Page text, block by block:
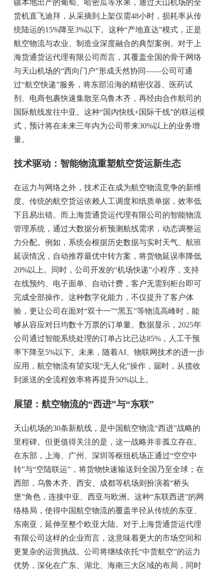
疆本地出产的葡萄、哈密瓜等水果，通过天山机场的全
货机直飞迪拜，从采摘到上架仅需48小时，损耗率从传
统陆运的15%降至3%以下。这种“产地直达”模式，正是
航空物流与农业、制造业深度融合的典型案例。对于上
海货通货运代理有限公司而言，其覆盖全国的骨干网络
与天山机场的“西向门户”形成天然协同——公司可通
过“航空快递”服务，将东部沿海的精密仪器、医药试
剂、电商包裹快速集散至乌鲁木齐，再经由合作航司的
国际航线发往中亚。这种“国内快线+国际干线”的联运模
式，预计将在未来三年内为公司带来30%以上的业务增
量。
技术驱动：智能物流重塑航空货运新生态
在运力与网络之外，技术正在成为航空物流竞争的新维
度。传统的航空货运依赖人工调度和纸质单据，效率低
下且易出错。而上海货通货运代理有限公司的智能物流
管理系统，通过大数据分析预测航线需求，动态调整运
力分配。例如，系统会根据历史数据与实时天气、航班
延误情况，自动推荐最优中转方案，将货物延误率降低
20%以上。同时，公司开发的“机场快递”小程序，支持
在线预约、电子面单、自动计费，客户无需到柜台即可
完成全部操作。这种数字化能力，不仅提升了客户体
验，更让公司在面对“双十一”“黑五”等物流高峰时，能
够从容应对日均数十万票的订单量。数据显示，2025年
公司通过智能系统处理的订单占比已达85%，人工干预
率下降至5%以下。未来，随着AI、物联网技术的进一步
应用，航空物流有望实现“无人化”操作，届时，从揽收
到派送的全流程效率将再提升50%以上。
展望：航空物流的“西进”与“东联”
天山机场的30条新航线，是中国航空物流“西进”战略的
里程碑。但更值得关注的是，这一战略并非孤立存在。
在东部，上海、广州、深圳等枢纽机场正通过“空空中
转”与“空陆联运”，将货物快速输送到全国乃至全球；在
西部，乌鲁木齐、西安、成都等机场则扮演着“桥头
堡”角色，连接中亚、西亚与欧洲。这种“东联西进”的网
络格局，使得中国航空物流的覆盖半径从传统的东亚、
东南亚，延伸至整个欧亚大陆。对于上海货通货运代理
有限公司这样的企业而言，这意味着更大的市场空间和
更复杂的运营挑战。公司将继续依托“中货航空”的运力
优势，深化在广东、湖北、海南三大区域的布局，同时